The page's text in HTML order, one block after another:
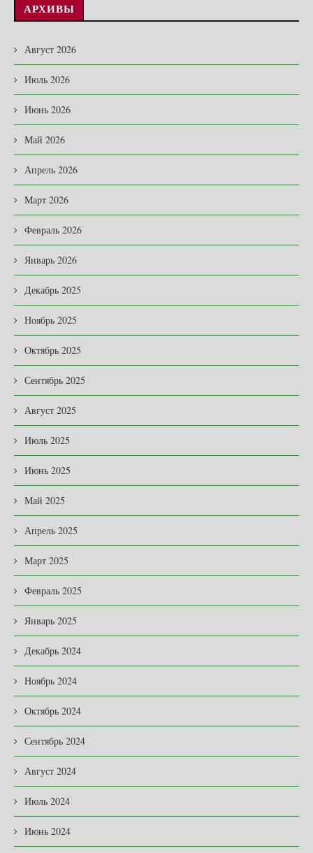
АРХИВЫ
Август 2026
Июль 2026
Июнь 2026
Май 2026
Апрель 2026
Март 2026
Февраль 2026
Январь 2026
Декабрь 2025
Ноябрь 2025
Октябрь 2025
Сентябрь 2025
Август 2025
Июль 2025
Июнь 2025
Май 2025
Апрель 2025
Март 2025
Февраль 2025
Январь 2025
Декабрь 2024
Ноябрь 2024
Октябрь 2024
Сентябрь 2024
Август 2024
Июль 2024
Июнь 2024